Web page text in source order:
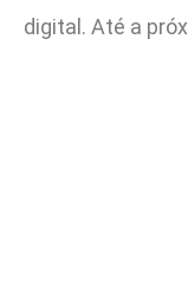
digital. Até a